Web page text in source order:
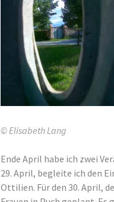
© Elisabeth Lang
Ende April habe ich zwei
29. April, begleite ich den
Ottilien. Für den 30. April,